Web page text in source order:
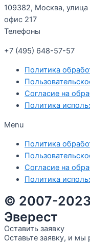
109382, Москва,
офис 217
Телефоны
+7 (495) 648-57-57
Политика
Согласие на
Политика
Menu
Политика
Согласие на
Политика
© 2007-2023
Эверест
Оставить заявку
Оставьте заявку, и